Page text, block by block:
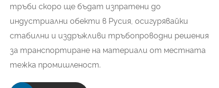
тръби скоро ще бъдат изпратени до
индустриални обекти в Русия, осигурявайки
стабилни и издръжливи тръбопроводни решения
за транспортиране на материали от местната
тежка промишленост.